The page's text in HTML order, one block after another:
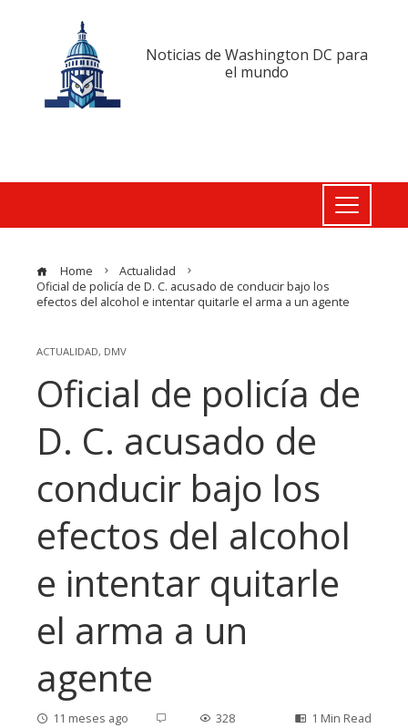
Noticias de Washington DC para
el mundo
Home
Actualidad
Oficial de policía de D. C. acusado de conducir bajo los
efectos del alcohol e intentar quitarle el arma a un agente
ACTUALIDAD, DMV
Oficial de policía de
D. C. acusado de
conducir bajo los
efectos del alcohol
e intentar quitarle
el arma a un
agente
11 meses ago 328 1 Min Read